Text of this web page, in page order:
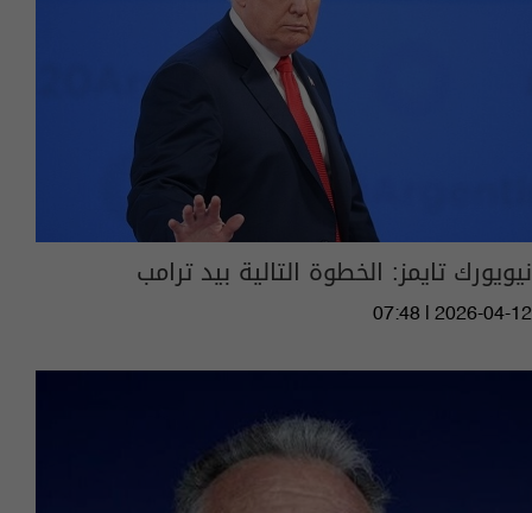
نيويورك تايمز: الخطوة التالية بيد ترامب
07:48 | 2026-04-12